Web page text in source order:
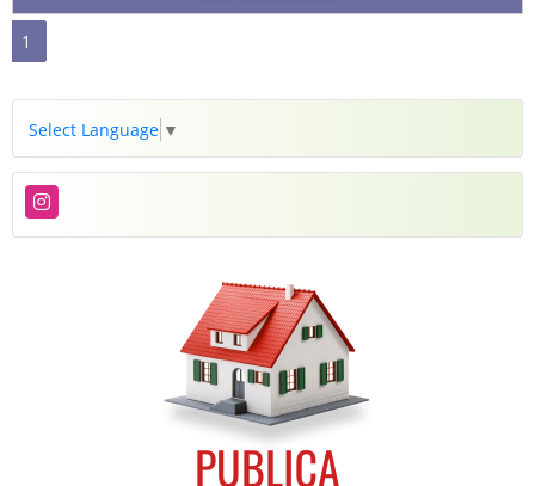
1
Select Language ▼
Instagram